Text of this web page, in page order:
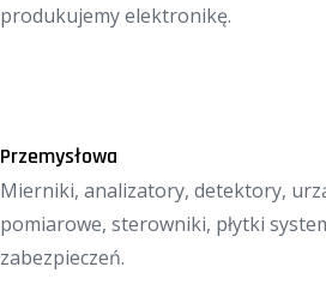
produkujemy elektronikę.
Przemysłowa
Mierniki, analizatory, detektory,
pomiarowe, sterowniki, płytki
zabezpieczeń.